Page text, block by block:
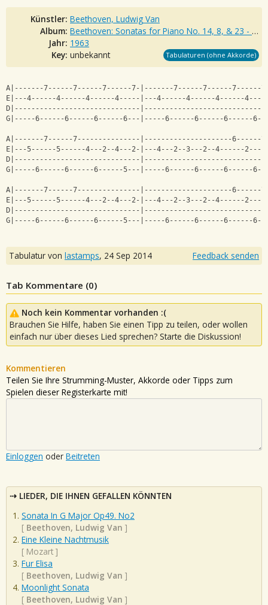
Künstler: Beethoven, Ludwig Van
Album: Beethoven: Sonatas for Piano No. 14, 8, & 23 - Expanded Edition
Jahr: 1963
Key: unbekannt Tabulaturen (ohne Akkorde)
A|-------7------7------7------7-|-------7------7------7------
E|---4------4------4------4-----|---4------4------4------
D|------------------------------
G|-----6------6------6------6---|-----6------6------6------
A|-------7------7---------------|---------------------6------
E|---5------5------4---2--4---2-|---4---2--3---2--4------
D|------------------------------
G|-----6------6------6------5---|-----6------6------6------
A|-------7------7---------------|---------------------6------
E|---5------5------4---2--4---2-|---4---2--3---2--4------
D|------------------------------
G|-----6------6------6------5---|-----6------6------6------
Tabulatur von lastamps, 24 Sep 2014 Feedback senden
Tab Kommentare (0)
Noch kein Kommentar vorhanden :(
Brauchen Sie Hilfe, haben Sie einen Tipp zu teilen, oder wollen
einfach nur über dieses Lied sprechen? Starte die Diskussion!
Kommentieren
Teilen Sie Ihre Strumming-Muster, Akkorde oder Tipps zum
Spielen dieser Registerkarte mit!
Einloggen oder Beitreten
LIEDER, DIE IHNEN GEFALLEN KÖNNTEN
Sonata In G Major Op49. No2
[ Beethoven, Ludwig Van ]
Eine Kleine Nachtmusik
[ Mozart ]
Fur Elisa
[ Beethoven, Ludwig Van ]
Moonlight Sonata
[ Beethoven, Ludwig Van ]